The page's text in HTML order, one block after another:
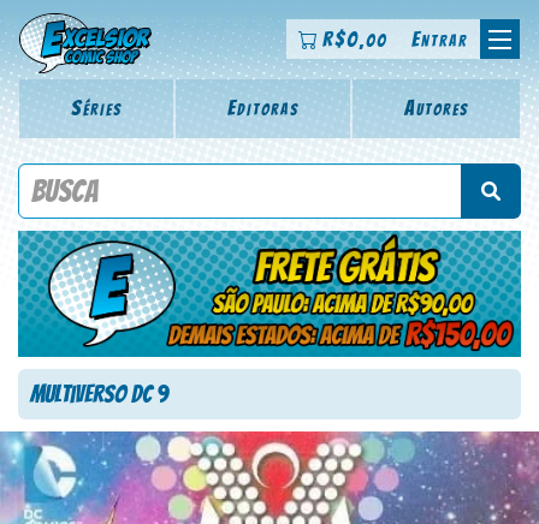
R$0,00 Entrar
Séries Editoras Autores
Procure por título da revista, personagem, série, escritor,
Multiverso DC 9